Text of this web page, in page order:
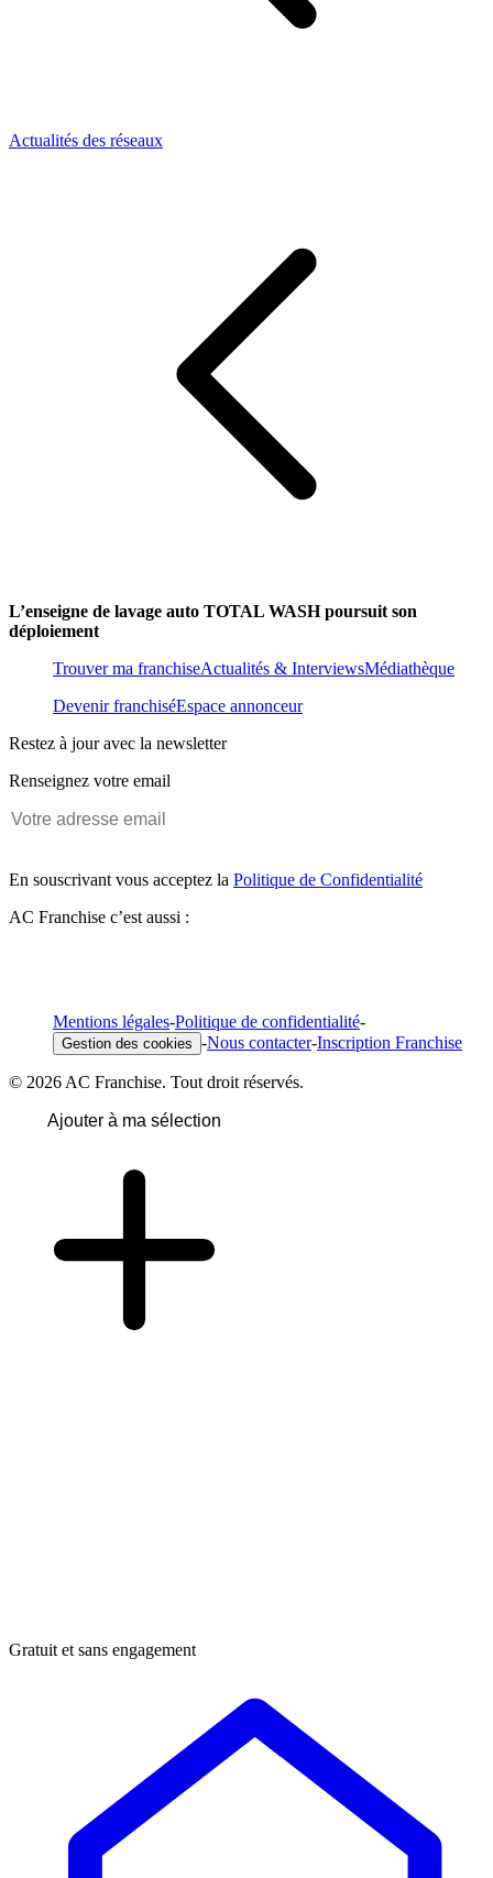
Actualités des réseaux
L’enseigne de lavage auto TOTAL WASH poursuit son
déploiement
Trouver ma franchiseActualités & InterviewsMédiathèque
Devenir franchiséEspace annonceur
Restez à jour avec la newsletter
Renseignez votre email
En souscrivant vous acceptez la Politique de Confidentialité
AC Franchise c’est aussi :
Mentions légales-Politique de confidentialité-
Gestion des cookies -Nous contacter-Inscription Franchise
© 2026 AC Franchise. Tout droit réservés.
Ajouter à ma sélection
Gratuit et sans engagement